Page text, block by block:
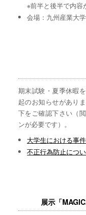
※前半と後半で内容
会場：九州産業大
期末試験・夏季休暇
起のお知らせがあり
下をご確認下さい（
ンが必要です）。
大学生における事
不正行為防止につ
展示「